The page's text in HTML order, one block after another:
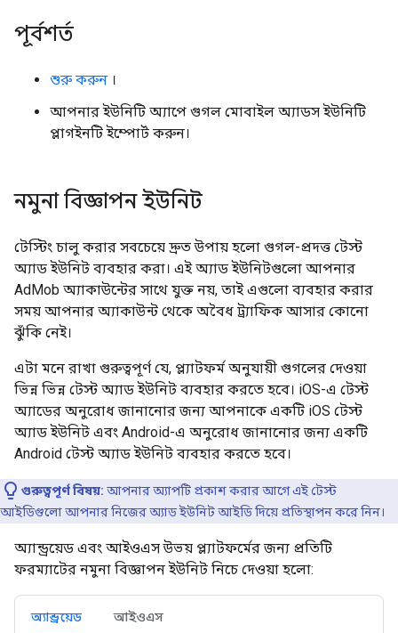
পূর্বশর্ত
শুরু করুন ।
আপনার ইউনিটি অ্যাপে গুগল মোবাইল অ্যাডস ইউনিটি
প্লাগইনটি ইম্পোর্ট করুন।
নমুনা বিজ্ঞাপন ইউনিট
টেস্টিং চালু করার সবচেয়ে দ্রুত উপায় হলো গুগল-প্রদত্ত টেস্ট
অ্যাড ইউনিট ব্যবহার করা। এই অ্যাড ইউনিটগুলো আপনার
AdMob অ্যাকাউন্টের সাথে যুক্ত নয়, তাই এগুলো ব্যবহার করার
সময় আপনার অ্যাকাউন্ট থেকে অবৈধ ট্র্যাফিক আসার কোনো
ঝুঁকি নেই।
এটা মনে রাখা গুরুত্বপূর্ণ যে, প্ল্যাটফর্ম অনুযায়ী গুগলের দেওয়া
ভিন্ন ভিন্ন টেস্ট অ্যাড ইউনিট ব্যবহার করতে হবে। iOS-এ টেস্ট
অ্যাডের অনুরোধ জানানোর জন্য আপনাকে একটি iOS টেস্ট
অ্যাড ইউনিট এবং Android-এ অনুরোধ জানানোর জন্য একটি
Android টেস্ট অ্যাড ইউনিট ব্যবহার করতে হবে।
গুরুত্বপূর্ণ বিষয়: আপনার অ্যাপটি প্রকাশ করার আগে এই টেস্ট
আইডিগুলো আপনার নিজের অ্যাড ইউনিট আইডি দিয়ে প্রতিস্থাপন করে নিন।
অ্যান্ড্রয়েড এবং আইওএস উভয় প্ল্যাটফর্মের জন্য প্রতিটি
ফরম্যাটের নমুনা বিজ্ঞাপন ইউনিট নিচে দেওয়া হলো:
অ্যান্ড্রয়েড আইওএস